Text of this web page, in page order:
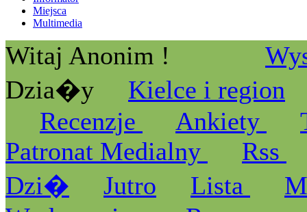
Miejsca
Multimedia
Witaj Anonim !
Dzia�y
Kielce i region
Recenzje
Ankiety
Patronat Medialny
Rss
Dzi�
Jutro Lista